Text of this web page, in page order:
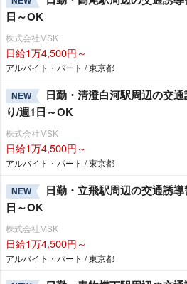
日～OK
株式会社MSK
日給1万4,500円～
アルバイト・パート / 東京都
NEW
日勤・清澄白河駅周辺の交
り/週1日～OK
株式会社MSK
日給1万4,500円～
アルバイト・パート / 東京都
NEW
日勤・立飛駅周辺の交通誘
日～OK
株式会社MSK
日給1万4,500円～
アルバイト・パート / 東京都